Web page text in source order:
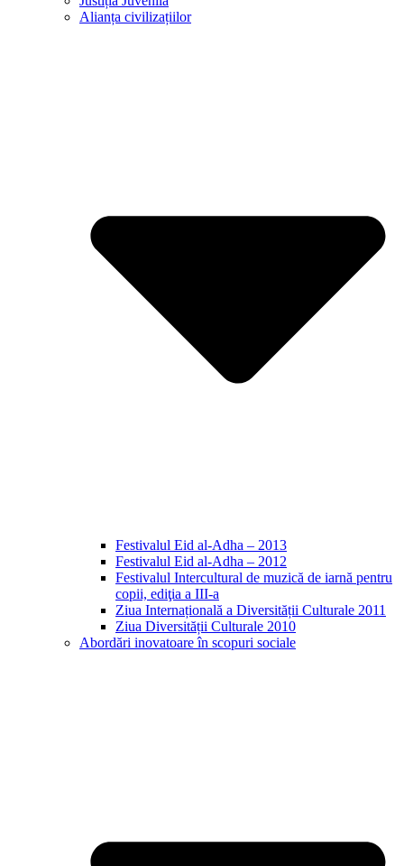
Alianța civilizațiilor
Festivalul Eid al-Adha – 2013
Festivalul Eid al-Adha – 2012
Festivalul Intercultural de muzică de iarnă pentru
copii, ediţia a III-a
Ziua Internațională a Diversității Culturale 2011
Ziua Diversității Culturale 2010
Abordări inovatoare în scopuri sociale